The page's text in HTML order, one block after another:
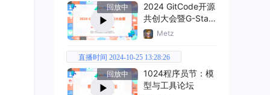
回放中
2024 GitCode开源
共创大会暨G-Star
嘉年华
Metz
直播时间 2024-10-25 13:28:26
回放中
1024程序员节：模
型与工具论坛